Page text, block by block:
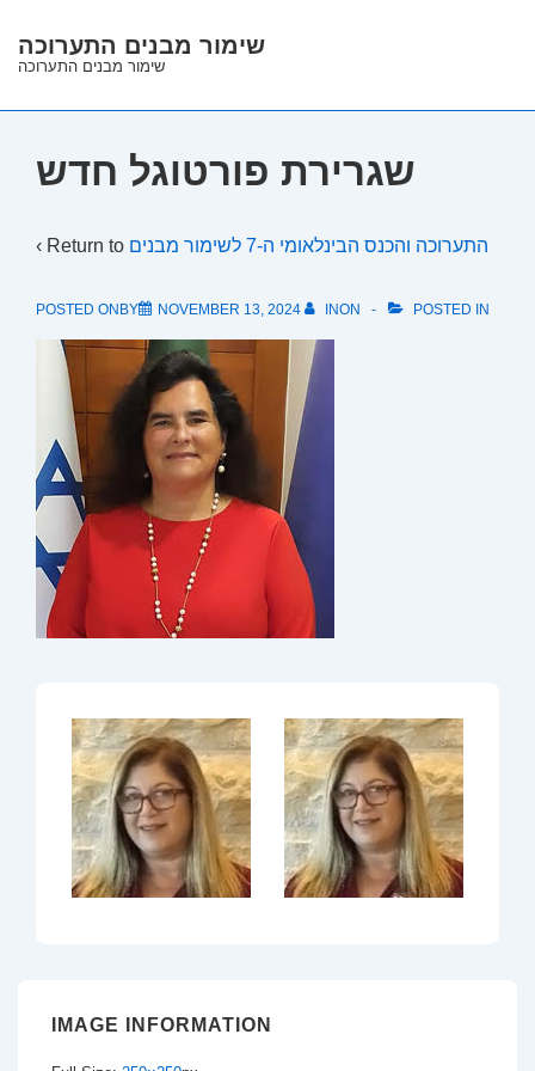
Skip
Main
שימור מבנים התערוכה
שימור מבנים התערוכה
שגרירת פורטוגל חדש
‹ Return to התערוכה והכנס הבינלאומי ה-7 לשימור מבנים
POSTED ONBY NOVEMBER 13, 2024 INON POSTED IN
IMAGE INFORMATION